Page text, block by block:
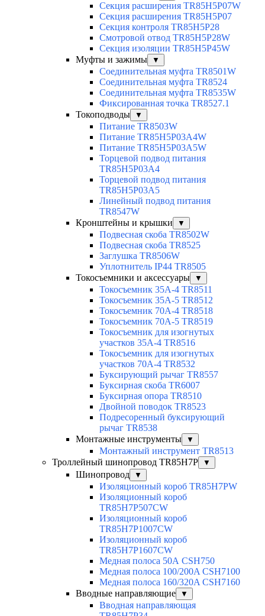
Секция расширения TR85H5P07W
Секция расширения TR85H5P07
Секция контроля TR85H5P28
Смотровой отвод TR85H5P28W
Секция изоляции TR85H5P45W
Муфты и зажимы
▼
Соединительная муфта TR8501W
Соединительная муфта TR8524
Соединительная муфта TR8535W
Фиксированная точка TR8527.1
Токоподводы
▼
Питание TR8503W
Питание TR85H5P03A4W
Питание TR85H5P03A5W
Торцевой подвод питания
TR85H5P03A4
Торцевой подвод питания
TR85H5P03A5
Линейный подвод питания
TR8547W
Кронштейны и крышки
▼
Подвесная скоба TR8502W
Подвесная скоба TR8525
Заглушка TR8506W
Уплотнитель IP44 TR8505
Токосъемники и аксессуары
▼
Токосъемник 35А-4 TR8511
Токосъемник 35А-5 TR8512
Токосъемник 70А-4 TR8518
Токосъемник 70А-5 TR8519
Токосъемник для изогнутых
участков 35А-4 TR8516
Токосъемник для изогнутых
участков 70А-4 TR8532
Буксирующий рычаг TR8557
Буксирная скоба TR6007
Буксирная опора TR8510
Двойной поводок TR8523
Подресоренный буксирующий
рычаг TR8538
Монтажные инструменты
▼
Монтажный инструмент TR8513
Троллейный шинопровод TR85H7P
▼
Шинопровод ▼
Изоляционный короб TR85H7PW
Изоляционный короб
TR85H7P507CW
Изоляционный короб
TR85H7P1007CW
Изоляционный короб
TR85H7P1607CW
Медная полоса 50А CSH750
Медная полоса 100/200A CSH7100
Медная полоса 160/320A CSH7160
Вводные направляющие
▼
Вводная направляющая